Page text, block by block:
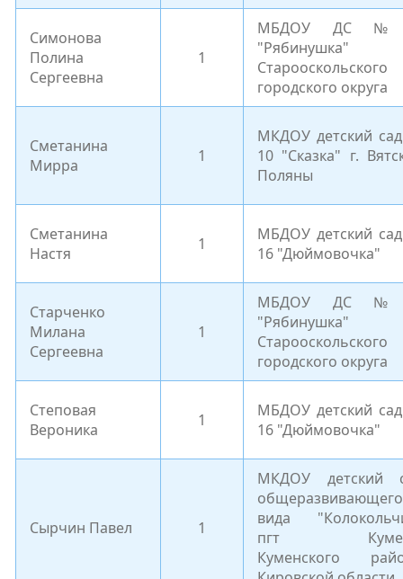
Симонова
Полина
Сергеевна
1
МБДОУ ДС
"Рябинушка"
Старооскольского
городского округа
Сметанина
Мирра
1
МКДОУ детский
10 "Сказка" г.
Поляны
Сметанина
Настя
1
МБДОУ детский
16 "Дюймовочка"
Старченко
Милана
Сергеевна
1
МБДОУ ДС
"Рябинушка"
Старооскольского
городского округа
Степовая
Вероника
1
МБДОУ детский
16 "Дюймовочка"
Сырчин Павел 1
МКДОУ детский
общеразвивающего
вида
пгт
Куменского